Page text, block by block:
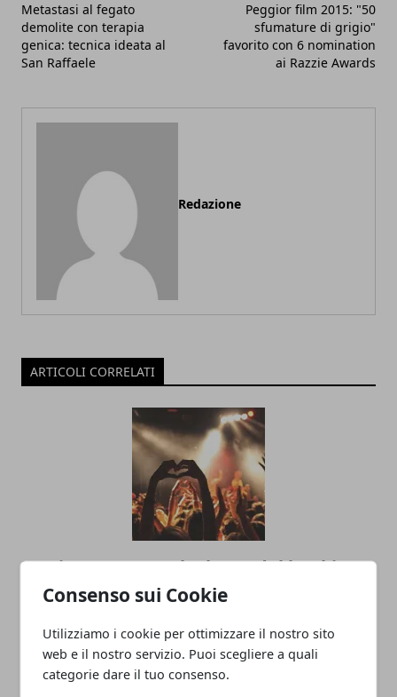
Consenso sui Cookie
Utilizziamo i cookie per ottimizzare il nostro sito
web e il nostro servizio. Puoi scegliere a quali
categorie dare il tuo consenso.
Metastasi al fegato
demolite con terapia
genica: tecnica ideata al
San Raffaele
Peggior film 2015: "50
sfumature di grigio"
favorito con 6 nomination
ai Razzie Awards
Redazione
ARTICOLI CORRELATI
Musica e spettacolo: l'arte del booking
cantanti per eventi perfetti